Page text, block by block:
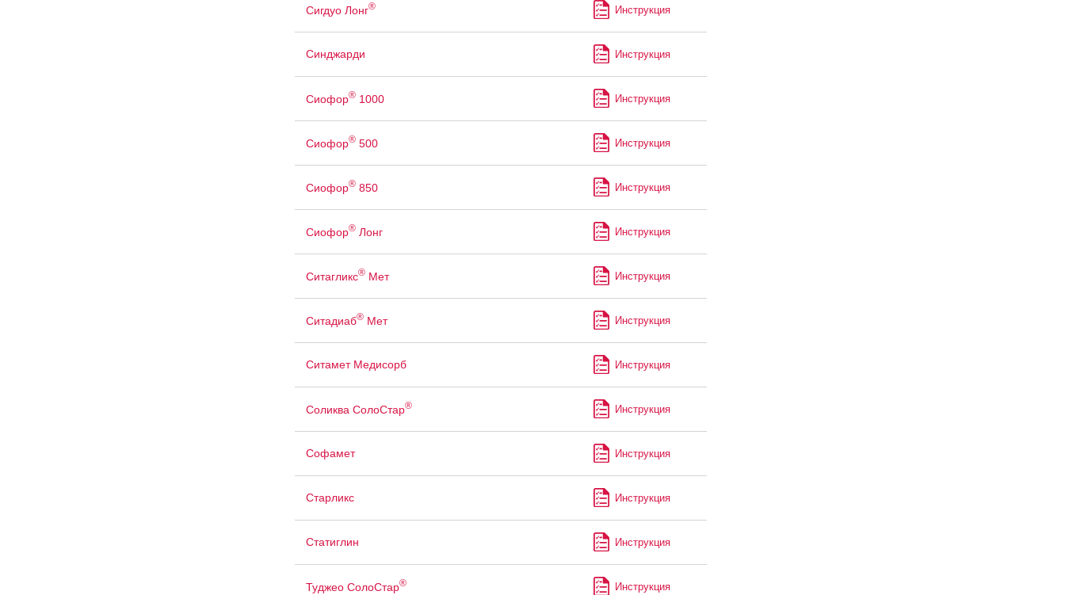
Сигдуо Лонг® Инструкция
Синджарди Инструкция
Сиофор®1000 Инструкция
Сиофор®500 Инструкция
Сиофор®850 Инструкция
Сиофор®Лонг Инструкция
Ситагликс®Мет Инструкция
Ситадиаб®Мет Инструкция
Ситамет Медисорб Инструкция
Соликва СолоСтар® Инструкция
Софамет Инструкция
Старликс Инструкция
Статиглин Инструкция
Туджео СолоСтар® Инструкция